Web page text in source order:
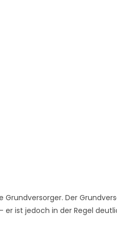
Grundversorger. Der
er ist jedoch in der Regel